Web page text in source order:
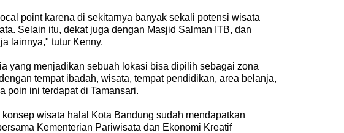
point karena di sekitarnya banyak sekali potensi wisata
Selain itu, dekat juga dengan Masjid Salman ITB, dan
lainnya," tutur Kenny.
yang menjadikan sebuah lokasi bisa dipilih sebagai zona
tempat ibadah, wisata, tempat pendidikan, area belanja,
poin ini terdapat di Tamansari.
wisata halal Kota Bandung sudah mendapatkan
Kementerian Pariwisata dan Ekonomi Kreatif